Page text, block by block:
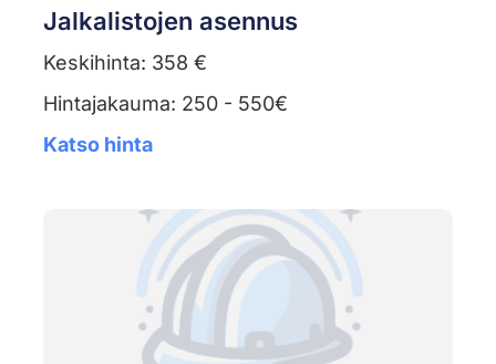
Jalkalistojen asennus
Keskihinta: 358 €
Hintajakauma: 250 - 550€
Katso hinta